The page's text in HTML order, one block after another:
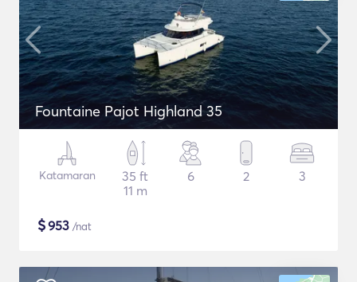
Fountaine Pajot Highland 35
Katamaran
35 ft
11 m
6 2 3
$953 /nat